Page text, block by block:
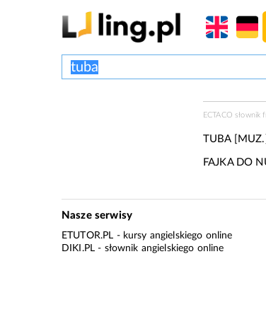
ECTACO
TUBA [MUZ.]
FAJKA DO
Nasze serwisy
ETUTOR.PL - kursy angielskiego online
DIKI.PL - słownik angielskiego online